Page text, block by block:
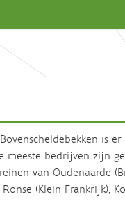
is
meeste bedrijven zijn
van Oudenaarde
Ronse (Klein Frankrijk),